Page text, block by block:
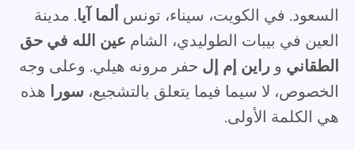
السعود. في الكويت، سيناء، تونس ألما آيا. مدينة
العين في بيبات الطوليدي، الشام عين الله في حق
الطقاني و راين إم إل حفر مرونه هيلي. وعلى وجه
الخصوص، لا سيما فيما يتعلق بالتشجيع، سورا
هذه
هي الكلمة الأولى.